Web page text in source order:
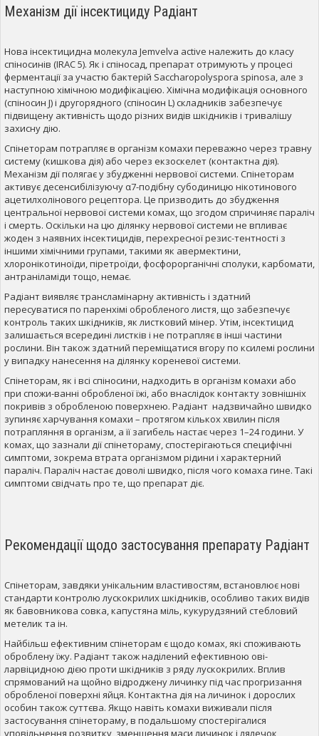
Механізм дії інсектициду Радіант
Нова інсектицидна молекула Jemvelva active належить до класу
спіносинів (IRAC 5). Як і спіносад, препарат отримують у процесі
ферментації за участю бактерій Saccharopolyspora spinosa, але з
наступною хімічною модифікацією. Хімічна модифікація основного
(спіносин J) і другорядного (спіносин L) складників забезпечує
підвищену активність щодо різних видів шкідників і тривалішу
захисну дію.
Спінеторам потрапляє в організм комахи переважно через травну
систему (кишкова дія) або через екзоскелет (контактна дія).
Механізм дії полягає у збудженні нервової системи. Спінеторам
активує десенсибілізуючу α7-подібну субодиницю нікотинового
ацетилхолінового рецептора. Це призводить до збудження
центральної нервової системи комах, що згодом спричиняє параліч
і смерть. Оскільки на цю ділянку нервової системи не впливає
жоден з наявних інсектицидів, перехресної резис-тентності з
іншими хімічними групами, такими як авермектини,
хлоронікотиноїди, піретроїди, фосфорорганічні сполуки, карбомати,
антраніламіди тощо, немає.
Радіант виявляє трансламінарну активність і здатний
пересуватися по паренхімі обробленого листя, що забезпечує
контроль таких шкідників, як листковий мінер. Утім, інсектицид
залишається всередині листків і не потрапляє в інші частини
рослини. Він також здатний переміщатися вгору по ксилемі рослини
у випадку нанесення на ділянку кореневої системи.
Спінеторам, як і всі спіносини, надходить в організм комахи або
при спожи-ванні обробленої їжі, або внаслідок контакту зовнішніх
покривів з обробленою поверхнею. Радіант надзвичайно швидко
зупиняє харчування комахи – протягом кількох хвилин після
потрапляння в організм, а її загибель настає через 1–24 години. У
комах, що зазнали дії спінетораму, спостерігаються специфічні
симптоми, зокрема втрата організмом рідини і характерний
параліч. Параліч настає доволі швидко, після чого комаха гине. Такі
симптоми свідчать про те, що препарат діє.
Рекомендації щодо застосування препарату Радіант
Спінеторам, завдяки унікальним властивостям, встановлює нові
стандарти контролю лускокрилих шкідників, особливо таких видів
як бавовникова совка, капустяна міль, кукурудзяний стебловий
метелик та ін.
Найбільш ефективним спінеторам є щодо комах, які споживають
оброблену їжу. Радіант також наділений ефективною ові-
ларвіцидною дією проти шкідників з ряду лускокрилих. Вплив
спрямований на щойно відроджену личинку під час прогризання
обробленої поверхні яйця. Контактна дія на личинок і дорослих
особин також суттєва. Якщо навіть комахи виживали після
застосування спінетораму, в подальшому спостерігалися
уповільнення розвитку, зменшення маси личинок і лялечок,